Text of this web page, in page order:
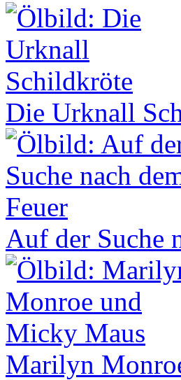
Die Urknall
Auf der Suche
Marilyn